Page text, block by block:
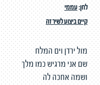
לחן:עממי
קיים ביצוע לשיר זה
מול ירדן וים המלח
שם אני מרגיש כמו מלך
ושמה אחכה לה